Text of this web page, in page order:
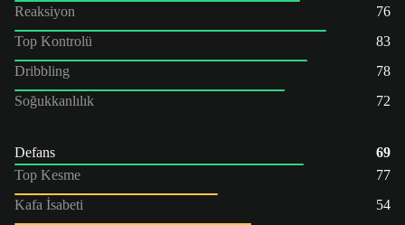
Reaksiyon
76
Top Kontrolü
83
Dribbling
78
Soğukkanlılık
72
Defans
69
Top Kesme
77
Kafa İsabeti
54